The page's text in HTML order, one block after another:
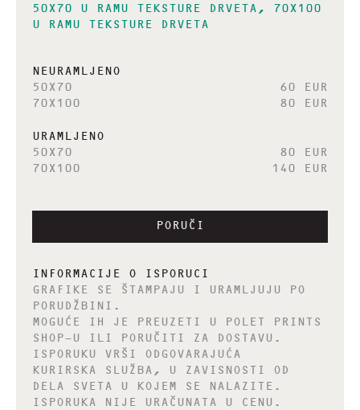
50X70 U RAMU TEKSTURE DRVETA, 70X100
U RAMU TEKSTURE DRVETA
NEURAMLJENO
50X70
60 EUR
70X100
80 EUR
URAMLJENO
50X70
80 EUR
70X100
140 EUR
PORUČI
INFORMACIJE O ISPORUCI
GRAFIKE SE ŠTAMPAJU I URAMLJUJU PO
PORUDŽBINI.
MOGUĆE IH JE PREUZETI U POLET PRINTS
SHOP-U ILI PORUČITI ZA DOSTAVU.
ISPORUKU VRŠI ODGOVARAJUĆA
KURIRSKA SLUŽBA, U ZAVISNOSTI OD
DELA SVETA U KOJEM SE NALAZITE.
ISPORUKA NIJE URAČUNATA U CENU.